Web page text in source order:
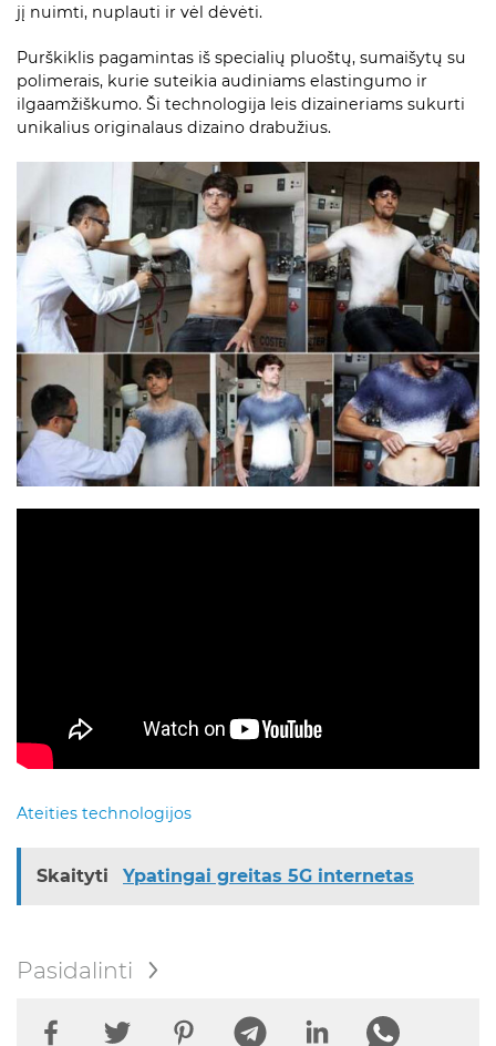
jį nuimti, nuplauti ir vėl dėvėti.
Purškiklis pagamintas iš specialių pluoštų, sumaišytų su
polimerais, kurie suteikia audiniams elastingumo ir
ilgaamžiškumo. Ši technologija leis dizaineriams sukurti
unikalius originalaus dizaino drabužius.
Ateities technologijos
Skaityti Ypatingai greitas 5G internetas
Pasidalinti